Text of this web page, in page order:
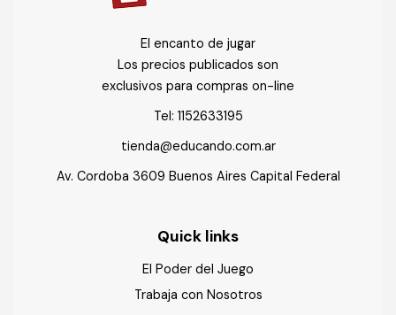
El encanto de jugar
Los precios publicados son
exclusivos para compras on-line
Tel: 1152633195
tienda@educando.com.ar
Av. Cordoba 3609 Buenos Aires Capital Federal
Quick links
El Poder del Juego
Trabaja con Nosotros